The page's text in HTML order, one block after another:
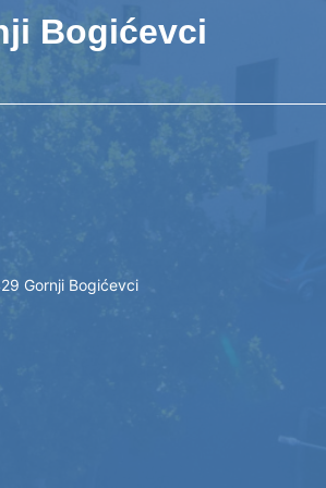
Bogićevci
Gornji Bogićevci